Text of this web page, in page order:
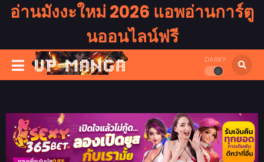
อ่านมังงะใหม่ 2026 แอพอ่านการ์ตู
นออนไลน์ฟรี
DARK?